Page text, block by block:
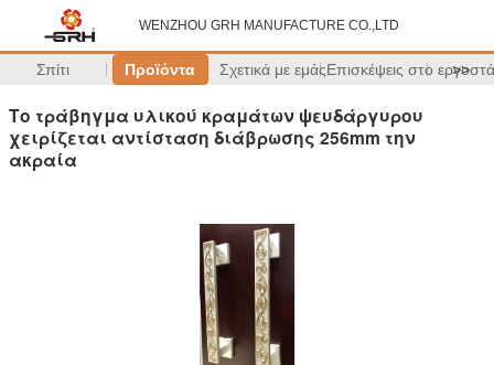
WENZHOU GRH MANUFACTURE CO.,LTD
Σπίτι Προϊόντα Σχετικά με εμάςΕπισκέψεις στο >>
Το τράβηγμα υλικού κραμάτων ψευδάργυρου
χειρίζεται αντίσταση διάβρωσης 256mm την
ακραία